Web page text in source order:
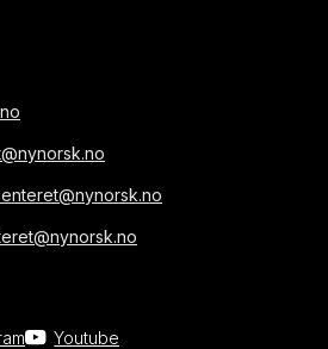
og klipparkiv
kjelder for nynorsk skriftkultur
etter Henrik Rytter og
i Aasentunet).
Youtube